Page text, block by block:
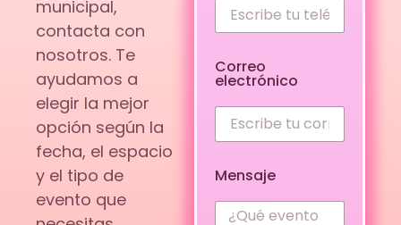
municipal,
contacta con
nosotros. Te
ayudamos a
elegir la mejor
opción según la
fecha, el espacio
y el tipo de
evento que
Correo
electrónico
Mensaje